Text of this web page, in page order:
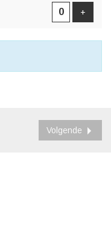
+
Volgende